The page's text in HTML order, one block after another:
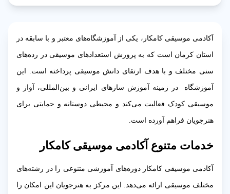
آکادمی موسیقی کامکار، یکی از آموزشگاه‌های معتبر و با سابقه در
استان کرمان است که به پرورش استعدادهای موسیقی در رده‌های
سنی مختلف و با هدف ارتقای دانش موسیقی پرداخته است. این
آموزشگاه در زمینه آموزش سازهای ایرانی و بین‌المللی، آواز و
موسیقی کودک فعالیت می‌کند و محیطی دوستانه و حمایتی برای
هنرجویان فراهم آورده است.
خدمات متنوع آکادمی موسیقی کامکار
آکادمی موسیقی کامکار دوره‌های آموزشی متنوعی را در رشته‌های
مختلف موسیقی ارائه می‌دهد. این مرکز به هنرجویان این امکان را